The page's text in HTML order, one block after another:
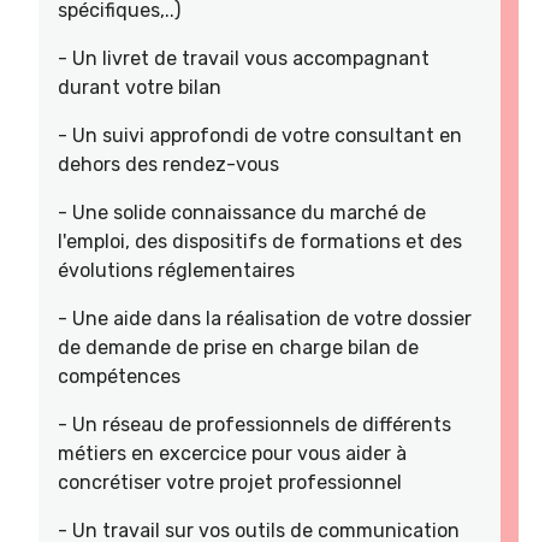
spécifiques,..)
- Un livret de travail vous accompagnant
durant votre bilan
- Un suivi approfondi de votre consultant en
dehors des rendez-vous
- Une solide connaissance du marché de
l'emploi, des dispositifs de formations et des
évolutions réglementaires
- Une aide dans la réalisation de votre dossier
de demande de prise en charge bilan de
compétences
- Un réseau de professionnels de différents
métiers en excercice pour vous aider à
concrétiser votre projet professionnel
- Un travail sur vos outils de communication